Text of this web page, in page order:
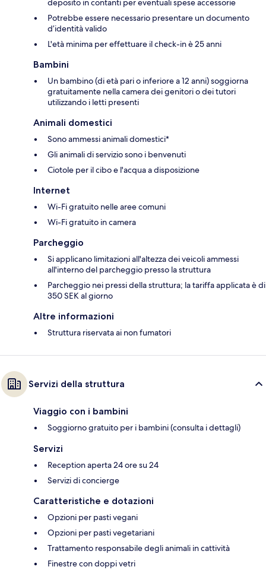
deposito in contanti per eventuali spese accessorie
Potrebbe essere necessario presentare un documento
d’identità valido
L'età minima per effettuare il check-in è 25 anni
Bambini
Un bambino (di età pari o inferiore a 12 anni) soggiorna
gratuitamente nella camera dei genitori o dei tutori
utilizzando i letti presenti
Animali domestici
Sono ammessi animali domestici*
Gli animali di servizio sono i benvenuti
Ciotole per il cibo e l'acqua a disposizione
Internet
Wi-Fi gratuito nelle aree comuni
Wi-Fi gratuito in camera
Parcheggio
Si applicano limitazioni all'altezza dei veicoli ammessi
all'interno del parcheggio presso la struttura
Parcheggio nei pressi della struttura; la tariffa applicata è di
350 SEK al giorno
Altre informazioni
Struttura riservata ai non fumatori
Servizi della struttura
Viaggio con i bambini
Soggiorno gratuito per i bambini (consulta i dettagli)
Servizi
Reception aperta 24 ore su 24
Servizi di concierge
Caratteristiche e dotazioni
Opzioni per pasti vegani
Opzioni per pasti vegetariani
Trattamento responsabile degli animali in cattività
Finestre con doppi vetri